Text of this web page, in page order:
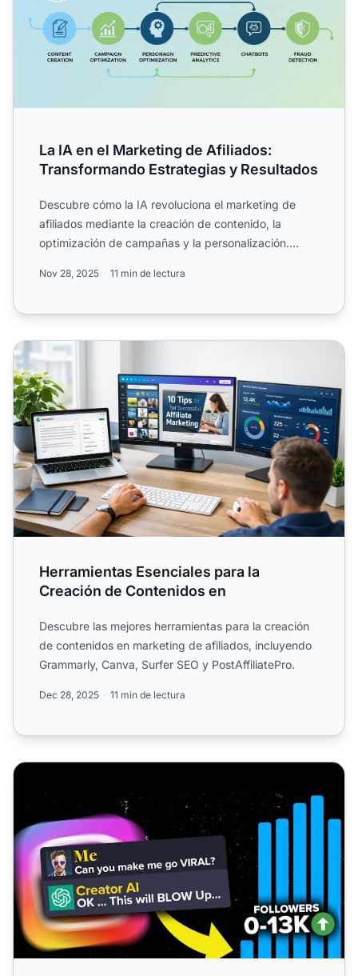
La IA en el Marketing de Afiliados:
Transformando Estrategias y Resultados
Descubre cómo la IA revoluciona el marketing de
afiliados mediante la creación de contenido, la
optimización de campañas y la personalización.
Nov 28, 2025 11 min de lectura
Herramientas Esenciales para la Creación de Contenidos
Herramientas Esenciales para la
Creación de Contenidos en
Descubre las mejores herramientas para la creación
de contenidos en marketing de afiliados, incluyendo
Grammarly, Canva, Surfer SEO y PostAffiliatePro.
Dec 28, 2025 11 min de lectura
Cómo usar ChatGPT para HACER EXPLOTAR tu